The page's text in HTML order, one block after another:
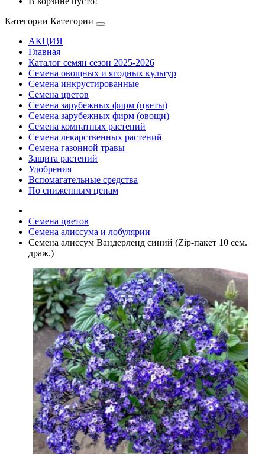
Категории Категории
АКЦИЯ
Главная
Каталог семян сезон 2025-2026
Семена овощных и ягодных культур
Семена инкрустированные
Семена цветов
Семена зарубежных фирм (цветы)
Семена зарубежных фирм (овощи)
Семена комнатных растений
Семена лекарственных растений
Семена газонной травы
Защита растений
Удобрения
Вспомагательные средства
По сниженным ценам
Семена цветов
Семена алиссума и лобулярии
Семена алиссум Вандерленд синий (Zip-пакет 10 сем.
драж.)